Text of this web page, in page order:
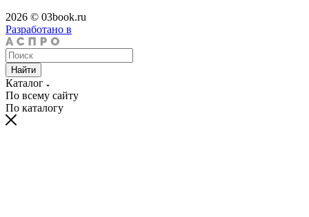
2026 © 03book.ru
Разработано в
Найти
Каталог
По всему сайту
По каталогу